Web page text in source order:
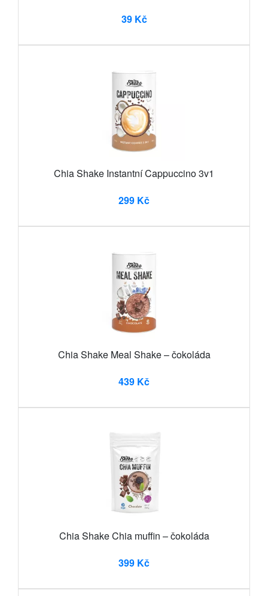
39 Kč
Chia Shake Instantní Cappuccino 3v1
299 Kč
Chia Shake Meal Shake – čokoláda
439 Kč
Chia Shake Chia muffin – čokoláda
399 Kč